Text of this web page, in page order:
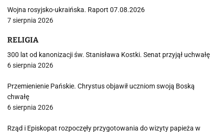
Wojna rosyjsko-ukraińska. Raport 07.08.2026
7 sierpnia 2026
RELIGIA
300 lat od kanonizacji św. Stanisława Kostki. Senat przyjął uchwałę
6 sierpnia 2026
Przemienienie Pańskie. Chrystus objawił uczniom swoją Boską
chwałę
6 sierpnia 2026
Rząd i Episkopat rozpoczęły przygotowania do wizyty papieża w